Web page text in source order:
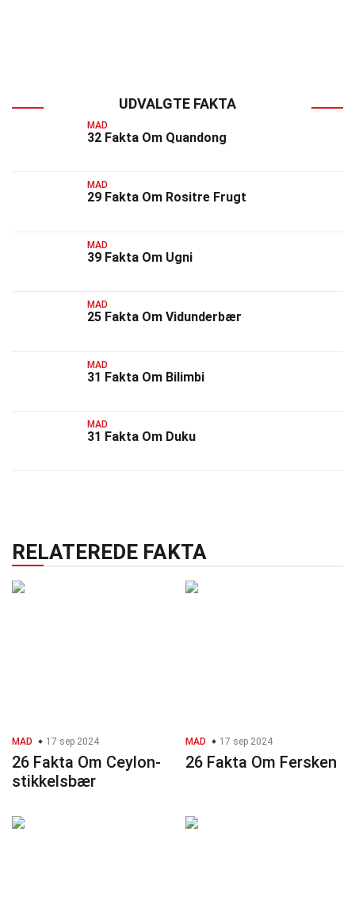
UDVALGTE FAKTA
MAD
32 Fakta Om Quandong
MAD
29 Fakta Om Rositre Frugt
MAD
39 Fakta Om Ugni
MAD
25 Fakta Om Vidunderbær
MAD
31 Fakta Om Bilimbi
MAD
31 Fakta Om Duku
RELATEREDE FAKTA
MAD 17 sep 2024
26 Fakta Om Ceylon-
stikkelsbær
MAD 17 sep 2024
26 Fakta Om Fersken